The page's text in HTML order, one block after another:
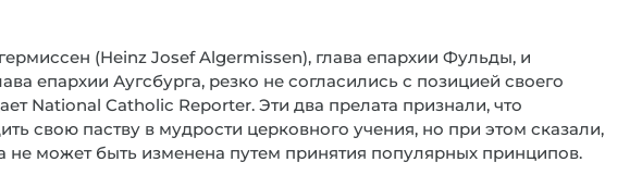
(Heinz Josef Algermissen), глава епархии Фульды, и
епархии Аугсбурга, резко не согласились с позицией своего
National Catholic Reporter. Эти два прелата признали, что
свою паству в мудрости церковного учения, но при этом сказали,
не может быть изменена путем принятия популярных принципов.